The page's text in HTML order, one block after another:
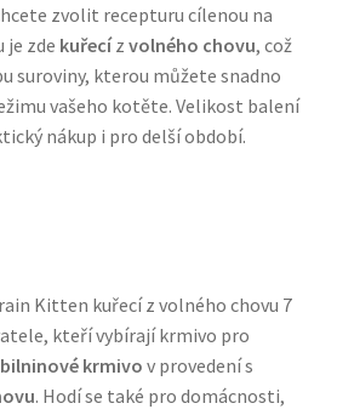
psy
zvolit recepturu cílenou na
je zde kuřecíz volného chovu, což
suroviny, kterou můžete snadno
vašeho kotěte. Velikost balení
nákup i pro delší období.
Kitten kuřecí z volného chovu 7
kteří vybírají krmivo pro
krmivo v provedení s
. Hodí se také pro domácnosti,